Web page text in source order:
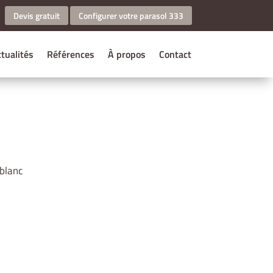
Devis gratuit Configurer votre parasol 333
Références À propos Contact